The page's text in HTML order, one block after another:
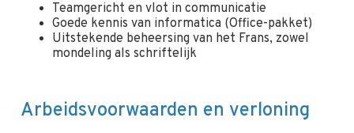
Teamgericht en vlot in communicatie
Goede kennis van informatica (Office-pakket)
Uitstekende beheersing van het Frans, zowel
mondeling als schriftelijk
Arbeidsvoorwaarden en verloning